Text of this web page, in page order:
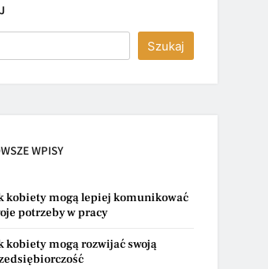
Szukaj
WPISY
kobiety mogą lepiej komunikować
potrzeby w pracy
kobiety mogą rozwijać swoją